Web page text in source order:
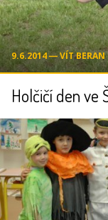
9.6.2014 ― VÍT BERAN
Holčičí den ve